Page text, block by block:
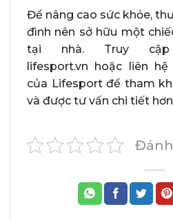
Để nâng cao sức khỏe,
đình nên sở hữu một
tại nhà. Truy cập
lifesport.vn hoặc liên
của Lifesport để tham
và được tư vấn chi tiết